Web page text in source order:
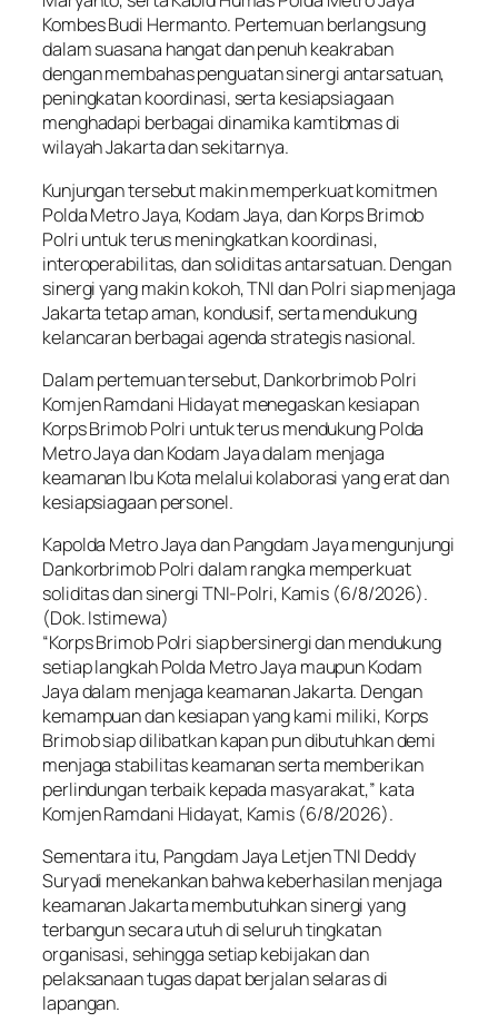
Kombes Budi Hermanto. Pertemuan berlangsung
dalam suasana hangat dan penuh keakraban
dengan membahas penguatan sinergi antarsatuan,
peningkatan koordinasi, serta kesiapsiagaan
menghadapi berbagai dinamika kamtibmas di
wilayah Jakarta dan sekitarnya.
Kunjungan tersebut makin memperkuat komitmen
Polda Metro Jaya, Kodam Jaya, dan Korps Brimob
Polri untuk terus meningkatkan koordinasi,
interoperabilitas, dan soliditas antarsatuan. Dengan
sinergi yang makin kokoh, TNI dan Polri siap menjaga
Jakarta tetap aman, kondusif, serta mendukung
kelancaran berbagai agenda strategis nasional.
Dalam pertemuan tersebut, Dankorbrimob Polri
Komjen Ramdani Hidayat menegaskan kesiapan
Korps Brimob Polri untuk terus mendukung Polda
Metro Jaya dan Kodam Jaya dalam menjaga
keamanan Ibu Kota melalui kolaborasi yang erat dan
kesiapsiagaan personel.
Kapolda Metro Jaya dan Pangdam Jaya mengunjungi
Dankorbrimob Polri dalam rangka memperkuat
soliditas dan sinergi TNI-Polri, Kamis (6/8/2026).
(Dok. Istimewa)
“Korps Brimob Polri siap bersinergi dan mendukung
setiap langkah Polda Metro Jaya maupun Kodam
Jaya dalam menjaga keamanan Jakarta. Dengan
kemampuan dan kesiapan yang kami miliki, Korps
Brimob siap dilibatkan kapan pun dibutuhkan demi
menjaga stabilitas keamanan serta memberikan
perlindungan terbaik kepada masyarakat,” kata
Komjen Ramdani Hidayat, Kamis (6/8/2026).
Sementara itu, Pangdam Jaya Letjen TNI Deddy
Suryadi menekankan bahwa keberhasilan menjaga
keamanan Jakarta membutuhkan sinergi yang
terbangun secara utuh di seluruh tingkatan
organisasi, sehingga setiap kebijakan dan
pelaksanaan tugas dapat berjalan selaras di
lapangan.